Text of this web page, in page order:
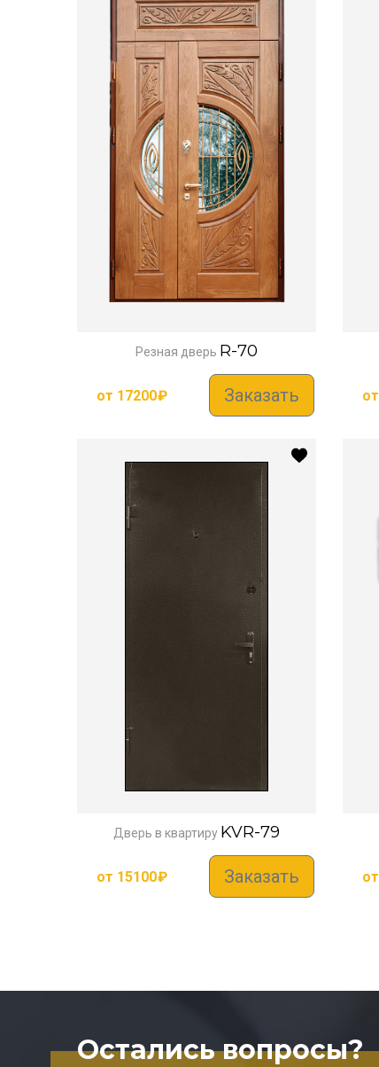
Резная дверь R-70
от 17200₽ Заказать от
Дверь в квартиру KVR-79
от 15100₽ Заказать от
Остались вопросы?